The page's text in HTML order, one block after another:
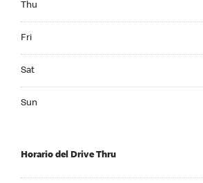
Thu
Fri
Sat
Sun
Horario del Drive Thru